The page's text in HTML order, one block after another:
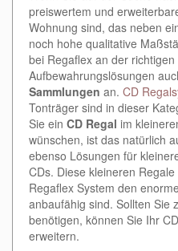
preiswertem und
Wohnung sind, das neben
noch hohe qualitative
bei Regaflex an der
Aufbewahrungslösungen
Sammlungen an. CD
Tonträger sind in dieser
Sie ein CD Regal im
wünschen, ist das natürlich
ebenso Lösungen für
CDs. Diese kleineren
Regaflex System den
anbaufähig sind. Sollten Sie
benötigen, können Sie Ihr
erweitern.